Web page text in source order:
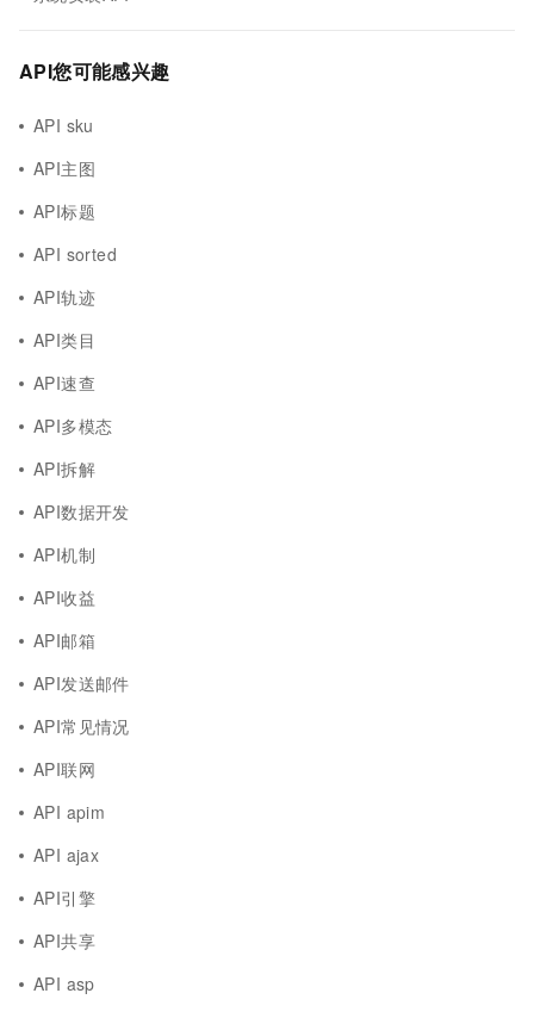
API您可能感兴趣
API sku
API主图
API标题
API sorted
API轨迹
API类目
API速查
API多模态
API拆解
API数据开发
API机制
API收益
API邮箱
API发送邮件
API常见情况
API联网
API apim
API ajax
API引擎
API共享
API asp